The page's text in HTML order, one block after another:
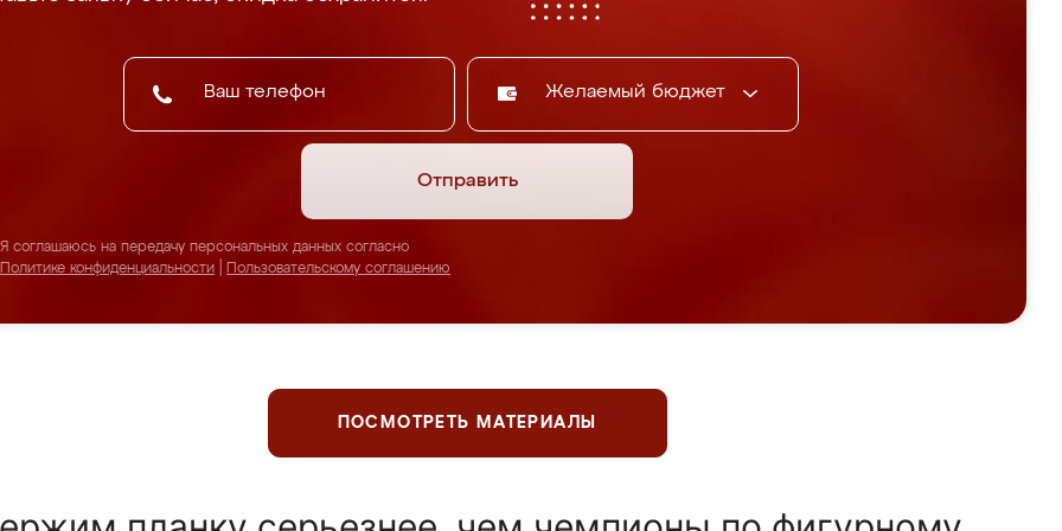
Желаемый бюджет
Отправить
Я соглашаюсь на передачу персональных данных согласно
Политике конфиденциальности
Пользовательскому соглашению
ПОСМОТРЕТЬ МАТЕРИАЛЫ